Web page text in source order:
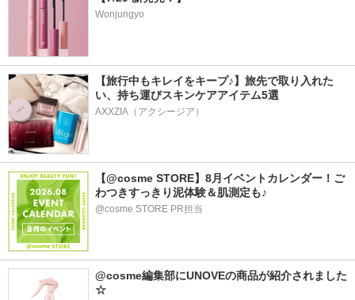
Wonjungyo
【旅行中もキレイをキープ♪】旅先で取り入れた
い、持ち運びスキンケアアイテム5選
AXXZIA（アクシージア）
【@cosme STORE】8月イベントカレンダー！ご
わつきすっきり泥体験＆肌測定も♪
@cosme STORE PR担当
@cosme編集部にUNOVEの商品が紹介されました
☆